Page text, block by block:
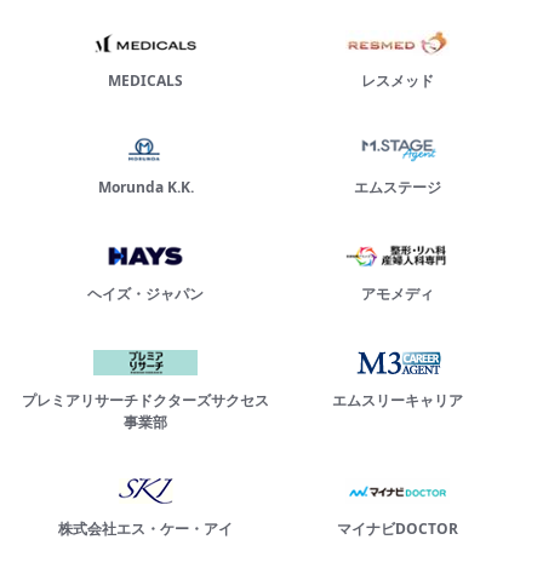
MEDICALS レスメッド
Morunda K.K. エムステージ
ヘイズ・ジャパン アモメディ
プレミアリサーチドクターズサクセス
事業部
エムスリーキャリア
株式会社エス・ケー・アイ マイナビDOCTOR